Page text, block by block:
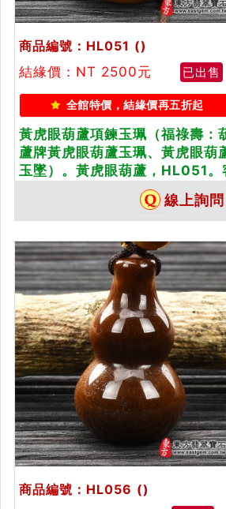
商品編號：HL051 ()
結緣價：NT 2500元
已出售
全館特價，結緣價再五折起
黃虎眼葫蘆項鍊玉珮（福祿壽：
蘆牌黃虎眼葫蘆玉珮、黃虎眼葫
玉墜）。黃虎眼葫蘆，HL051。
製化訂做各種黃虎眼葫蘆吊墜玉珮
線上詢問
商品編號：HL056 ()